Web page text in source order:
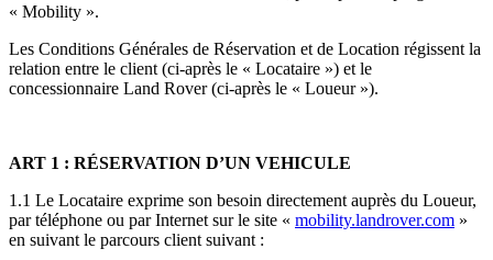
« Mobility ».
Les Conditions Générales de Réservation et de Location régissent la
relation entre le client (ci-après le « Locataire ») et le
concessionnaire Land Rover (ci-après le « Loueur »).
ART 1 : RÉSERVATION D’UN VEHICULE
1.1 Le Locataire exprime son besoin directement auprès du Loueur,
par téléphone ou par Internet sur le site « mobility.landrover.com »
en suivant le parcours client suivant :